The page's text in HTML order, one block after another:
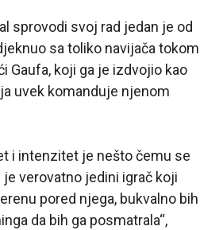
sprovodi svoj rad jedan je od
sa toliko navijača tokom
Gaufa, koji ga je izdvojio kao
uvek komanduje njenom
i intenzitet je nešto čemu se
je verovatno jedini igrač koji
pored njega, bukvalno bih
da bih ga posmatrala“,